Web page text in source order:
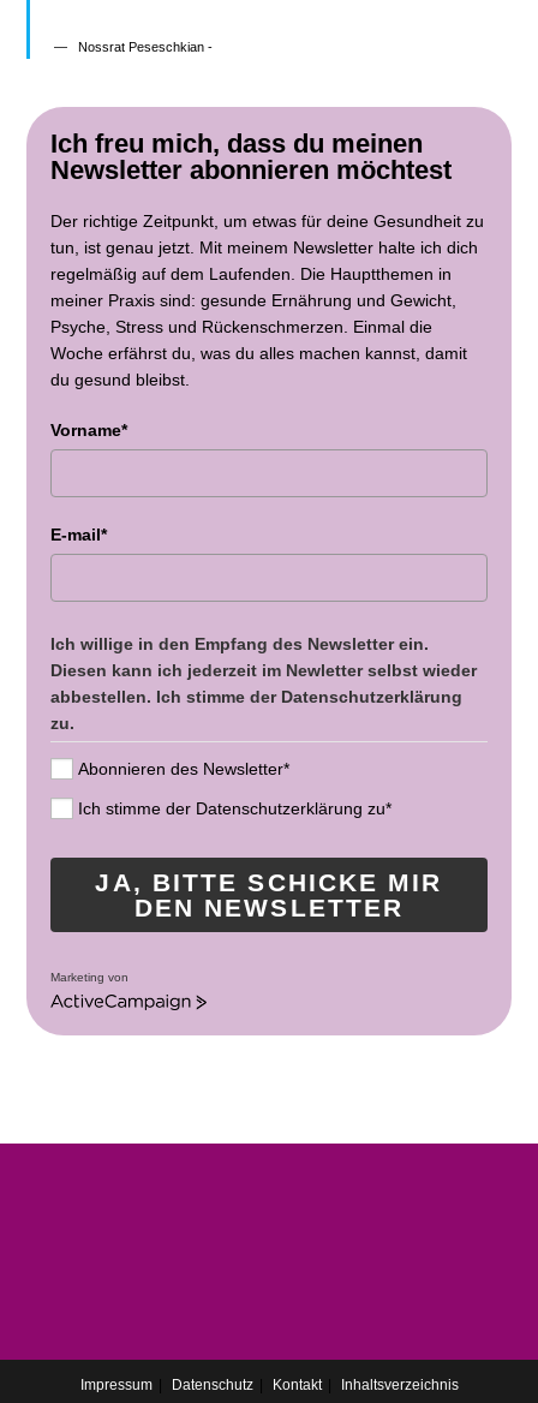
Nossrat Peseschkian -
Ich freu mich, dass du meinen
Newsletter abonnieren möchtest
Der richtige Zeitpunkt, um etwas für deine Gesundheit zu
tun, ist genau jetzt. Mit meinem Newsletter halte ich dich
regelmäßig auf dem Laufenden. Die Hauptthemen in
meiner Praxis sind: gesunde Ernährung und Gewicht,
Psyche, Stress und Rückenschmerzen. Einmal die
Woche erfährst du, was du alles machen kannst, damit
du gesund bleibst.
Vorname*
E-mail*
Ich willige in den Empfang des Newsletter ein.
Diesen kann ich jederzeit im Newletter selbst wieder
abbestellen. Ich stimme der Datenschutzerklärung
zu.
Abonnieren des Newsletter*
Ich stimme der Datenschutzerklärung zu*
JA, BITTE SCHICKE MIR
DEN NEWSLETTER
Marketing von
A
Impressum Datenschutz Kontakt Inhaltsverzeichnis